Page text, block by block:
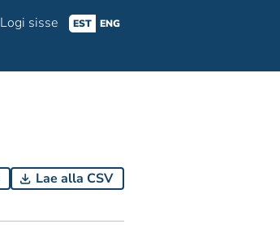
Logi sisse EST ENG
Lae alla CSV